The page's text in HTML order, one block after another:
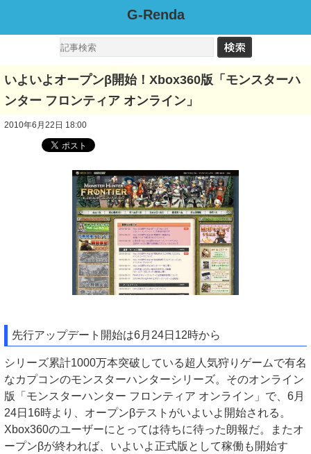
G-Renda
いよいよオープンβ開始！Xbox360版「モンスターハ
ンター フロンティア オンライン」
2010年6月22日 18:00
先行アップデート開始は6月24日12時から
シリーズ累計1000万本突破している超人気狩りゲームで有名
なカプコンのモンスターハンターシリーズ。そのオンライン
版「モンスターハンター フロンティア オンライン」で、6月
24日16時より、オープンβテストがいよいよ開始される。
Xbox360のユーザーにとっては待ちに待った朗報だ。またオ
ープンβが終われば、いよいよ正式版として稼働も開始す